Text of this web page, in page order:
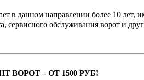
в данном направлении более 10 лет,
сервисного обслуживания ворот и
ВОРОТ – ОТ 1500 РУБ!